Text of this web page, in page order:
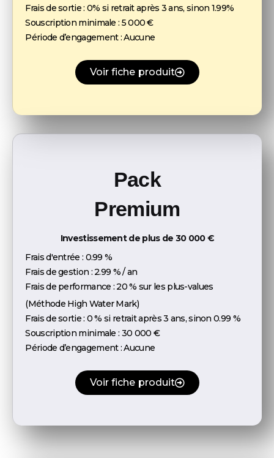
Frais de sortie : 0% si retrait après 3 ans, sinon 1.99%
Souscription minimale : 5 000 €
Période d’engagement :Aucune
Voir fiche produit
Pack
Premium
Investissement de plus de 30 000 €
Frais d'entrée : 0.99 %
Frais de gestion :2.99 % / an
Frais de performance : 20 % sur les plus-values
(Méthode High Water Mark)
Frais de sortie : 0 % si retrait après 3 ans, sinon 0.99 %
Souscription minimale : 30 000 €
Période d’engagement :Aucune
Voir fiche produit